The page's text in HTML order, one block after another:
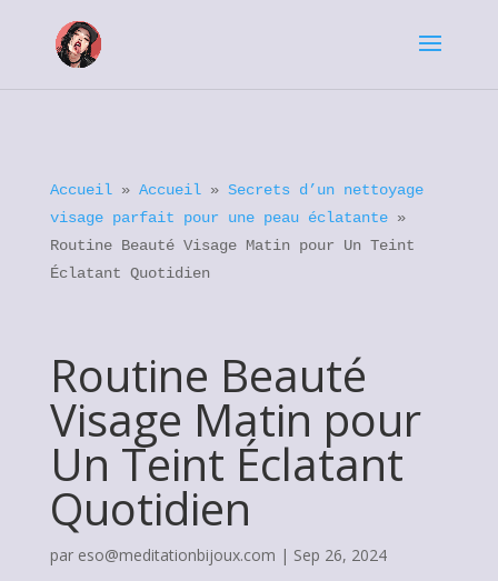
Accueil» Accueil» Secrets d’un nettoyage
visage parfait pour une peau éclatante»
Routine Beauté Visage Matin pour Un Teint
Éclatant Quotidien
Routine Beauté
Visage Matin pour
Un Teint Éclatant
Quotidien
par eso@meditationbijoux.com | Sep 26, 2024